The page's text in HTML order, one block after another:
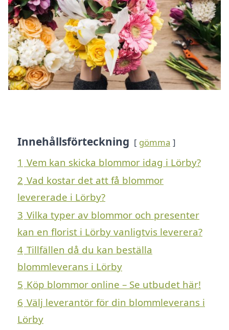
Innehållsförteckning gömma
1 Vem kan skicka blommor idag i Lörby?
2 Vad kostar det att få blommor
levererade i Lörby?
3 Vilka typer av blommor och presenter
kan en florist i Lörby vanligtvis leverera?
4 Tillfällen då du kan beställa
blommleverans i Lörby
5 Köp blommor online – Se utbudet här!
6 Välj leverantör för din blommleverans i
Lörby